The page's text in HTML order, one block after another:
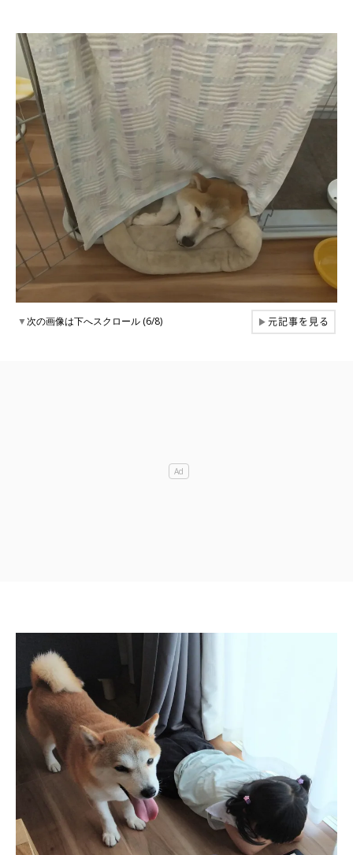
▼次の画像は下へスクロール (6/8) ▶元記事を見る